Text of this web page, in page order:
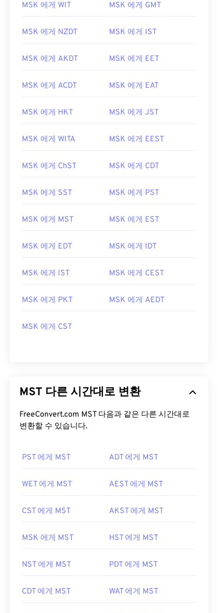
MSK 에게 WIT MSK 에게 GMT
MSK 에게 NZDT MSK 에게 IST
MSK 에게 AKDT MSK 에게 EET
MSK 에게 ACDT MSK 에게 EAT
MSK 에게 HKT MSK 에게 JST
MSK 에게 WITA MSK 에게 EEST
MSK 에게 ChST MSK 에게 CDT
MSK 에게 SST MSK 에게 PST
MSK 에게 MST MSK 에게 EST
MSK 에게 EDT MSK 에게 IDT
MSK 에게 IST MSK 에게 CEST
MSK 에게 PKT MSK 에게 AEDT
MSK 에게 CST
MST 다른 시간대로 변환
FreeConvert.com MST 다음과 같은 다른 시간대로
변환할 수 있습니다.
PST 에게 MST ADT 에게 MST
WET 에게 MST AEST 에게 MST
CST 에게 MST AKST 에게 MST
MSK 에게 MST HST 에게 MST
NST 에게 MST PDT 에게 MST
CDT 에게 MST WAT 에게 MST